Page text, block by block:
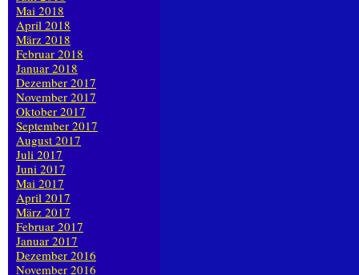
Mai 2018
April 2018
März 2018
Februar 2018
Januar 2018
Dezember 2017
November 2017
Oktober 2017
September 2017
August 2017
Juli 2017
Juni 2017
Mai 2017
April 2017
März 2017
Februar 2017
Januar 2017
Dezember 2016
November 2016